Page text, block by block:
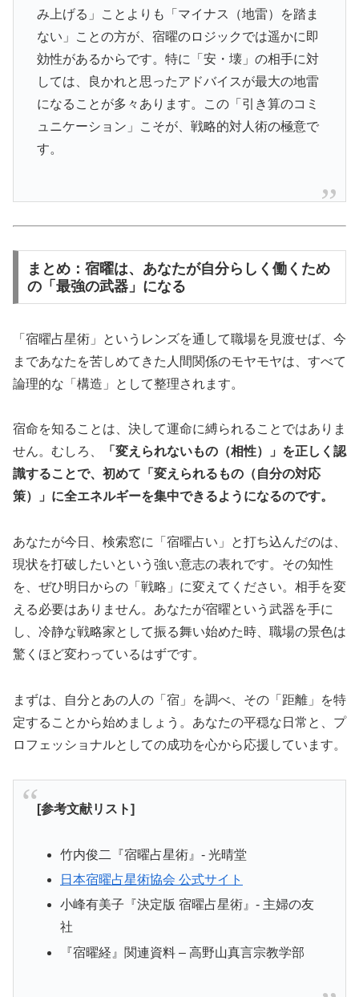
み上げる」ことよりも「マイナス（地雷）を踏ま
ない」ことの方が、宿曜のロジックでは遥かに即
効性があるからです。特に「安・壊」の相手に対
しては、良かれと思ったアドバイスが最大の地雷
になることが多々あります。この「引き算のコミ
ュニケーション」こそが、戦略的対人術の極意で
す。
まとめ：宿曜は、あなたが自分らしく働くため
の「最強の武器」になる
「宿曜占星術」というレンズを通して職場を見渡せば、今
まであなたを苦しめてきた人間関係のモヤモヤは、すべて
論理的な「構造」として整理されます。
宿命を知ることは、決して運命に縛られることではありま
せん。むしろ、
「変えられないもの（相性）」を正しく認
識することで、初めて「変えられるもの（自分の対応
策）」に全エネルギーを集中できるようになるのです。
あなたが今日、検索窓に「宿曜占い」と打ち込んだのは、
現状を打破したいという強い意志の表れです。その知性
を、ぜひ明日からの「戦略」に変えてください。相手を変
える必要はありません。あなたが宿曜という武器を手に
し、冷静な戦略家として振る舞い始めた時、職場の景色は
驚くほど変わっているはずです。
まずは、自分とあの人の「宿」を調べ、その「距離」を特
定することから始めましょう。あなたの平穏な日常と、プ
ロフェッショナルとしての成功を心から応援しています。
[参考文献リスト]
竹内俊二『宿曜占星術』- 光晴堂
日本宿曜占星術協会 公式サイト
小峰有美子『決定版 宿曜占星術』- 主婦の友
社
『宿曜経』関連資料 – 高野山真言宗教学部